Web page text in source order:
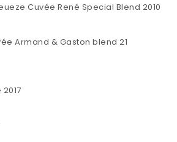
Cuvée René Special Blend 2010
Armand & Gaston blend 21